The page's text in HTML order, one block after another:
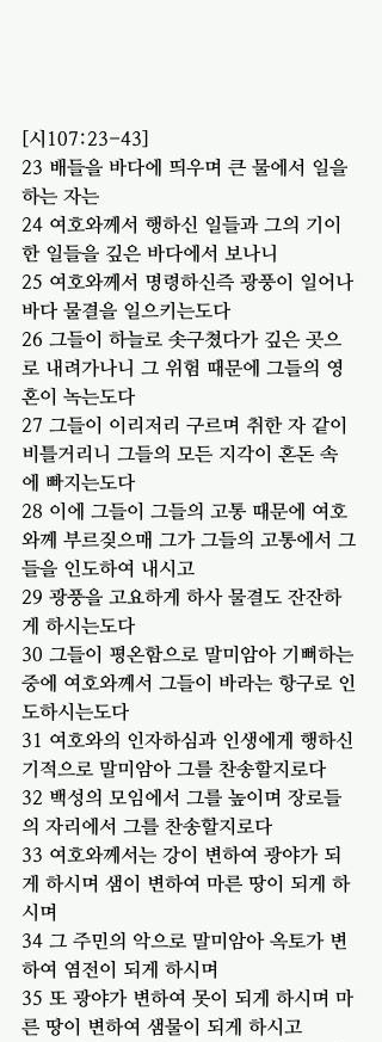
[시107:23-43]
23 배들을 바다에 띄우며 큰 물에서 일을
하는 자는
24 여호와께서 행하신 일들과 그의 기이
한 일들을 깊은 바다에서 보나니
25 여호와께서 명령하신즉 광풍이 일어나
바다 물결을 일으키는도다
26 그들이 하늘로 솟구쳤다가 깊은 곳으
로 내려가나니 그 위험 때문에 그들의 영
혼이 녹는도다
27 그들이 이리저리 구르며 취한 자 같이
비틀거리니 그들의 모든 지각이 혼돈 속
에 빠지는도다
28 이에 그들이 그들의 고통 때문에 여호
와께 부르짖으매 그가 그들의 고통에서 그
들을 인도하여 내시고
29 광풍을 고요하게 하사 물결도 잔잔하
게 하시는도다
30 그들이 평온함으로 말미암아 기뻐하는
중에 여호와께서 그들이 바라는 항구로 인
도하시는도다
31 여호와의 인자하심과 인생에게 행하신
기적으로 말미암아 그를 찬송할지로다
32 백성의 모임에서 그를 높이며 장로들
의 자리에서 그를 찬송할지로다
33 여호와께서는 강이 변하여 광야가 되
게 하시며 샘이 변하여 마른 땅이 되게 하
시며
34 그 주민의 악으로 말미암아 옥토가 변
하여 염전이 되게 하시며
35 또 광야가 변하여 못이 되게 하시며 마
른 땅이 변하여 샘물이 되게 하시고